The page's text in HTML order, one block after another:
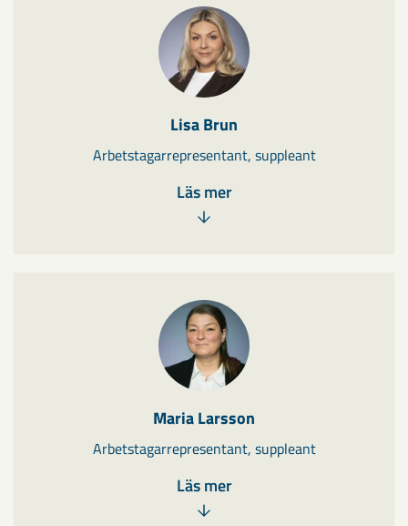
Lisa Brun
Arbetstagarrepresentant, suppleant
Läs mer
Maria Larsson
Arbetstagarrepresentant, suppleant
Läs mer